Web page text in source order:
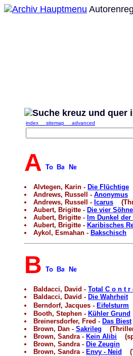
index sitemap advanced S U
A
Alvtegen, Karin - Die Flüchtige
Andrews, Russell - Anonymus
Andrews, Russell - Icarus
Aubert, Brigitte - Die vier
Aubert, Brigitte - Im Dunkel der
Aubert, Brigitte - Karibisches
Aykol, Esmahan - Bakschisch
B
Baldacci, David - Total C o n t r
Baldacci, David - Die Wahrheit
Berndorf, Jacques - Eifelsturm
Booth, Stephen - Kühler Grund
Breinersdorfer, Fred - Das Biest
Brown, Dan - Sakrileg
Brown, Sandra - Kein Alibi
Brown, Sandra - Die Zeugin
Brown, Sandra - Envy - Neid